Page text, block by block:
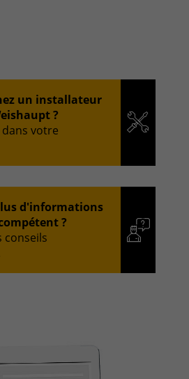
un installateur
?
votre
d'informations
?
conseils